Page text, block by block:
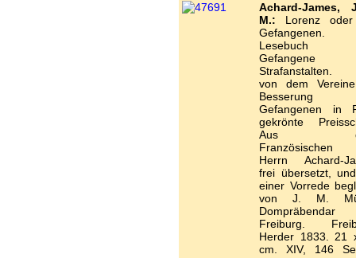
Achard-James,
M.: Lorenz
Gefangenen.
Lesebuch
Strafanstalten.
von dem
Besserung
Gefangenen in
gekrönte
Aus
Französischen
Herrn Achard-
frei übersetzt,
einer Vorrede
von J. M.
Freiburg.
Herder 1833. 21
cm. XIV, 146